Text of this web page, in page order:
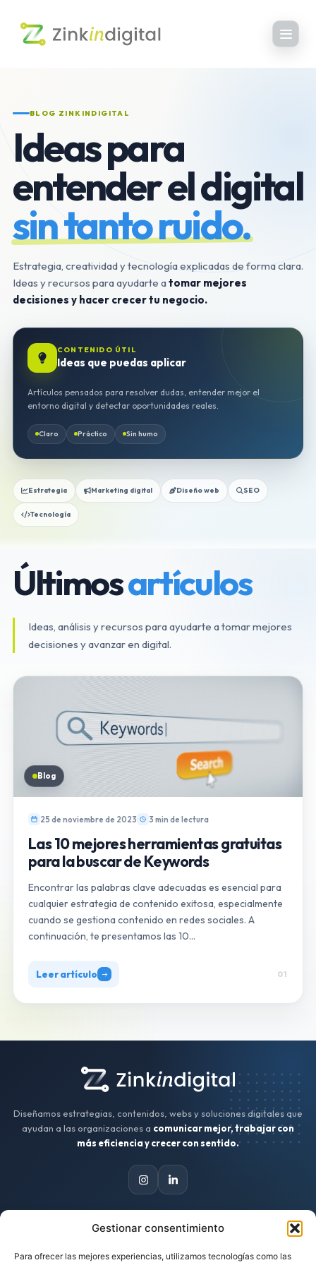
Gestionar consentimiento
Para ofrecer las mejores experiencias, utilizamos tecnologías como las
BLOG ZINKINDIGITAL
Ideas para
entender el digital
sin tanto ruido.
Estrategia, creatividad y tecnología explicadas de forma clara.
Ideas y recursos para ayudarte atomar mejores
decisiones y hacer crecer tu negocio.
CONTENIDO ÚTIL
Ideas que puedas aplicar
Artículos pensados para resolver dudas, entender mejor el
entorno digital y detectar oportunidades reales.
Claro Práctico Sin humo
Estrategia Marketing digital Diseño web SEO
Tecnología
Últimosartículos
Ideas, análisis y recursos para ayudarte a tomar mejores
decisiones y avanzar en digital.
Blog
25 de noviembre de 2023 3 min de lectura
Las 10 mejores herramientas gratuitas
para la buscar de Keywords
Encontrar las palabras clave adecuadas es esencial para
cualquier estrategia de contenido exitosa, especialmente
cuando se gestiona contenido en redes sociales. A
continuación, te presentamos las 10…
Leer artículo 01
Diseñamos estrategias, contenidos, webs y soluciones digitales que
ayudan a las organizaciones a comunicar mejor, trabajar con
más eficiencia y crecer con sentido.
CONTACTO